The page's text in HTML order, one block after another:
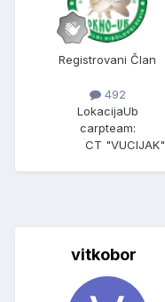
Registrovani Član
492
LokacijaUb
carpteam:
CT "VUCIJAK"
vitkobor